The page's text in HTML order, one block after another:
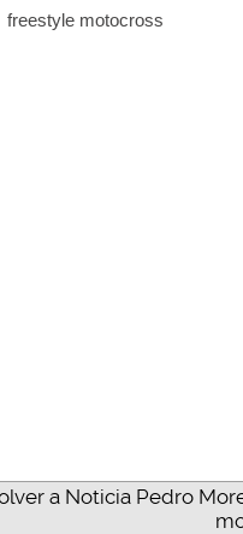
freestyle motocross
a Noticia Pedro